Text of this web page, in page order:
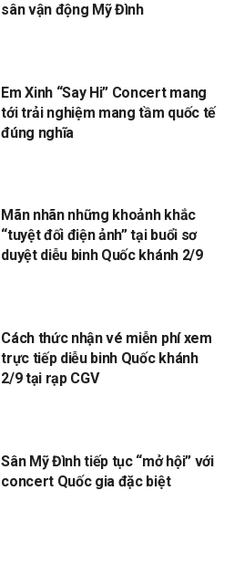
sân vận động Mỹ Đình
Em Xinh “Say Hi” Concert mang
tới trải nghiệm mang tầm quốc tế
đúng nghĩa
Mãn nhãn những khoảnh khắc
“tuyệt đối điện ảnh” tại buổi sơ
duyệt diễu binh Quốc khánh 2/9
Cách thức nhận vé miễn phí xem
trực tiếp diễu binh Quốc khánh
2/9 tại rạp CGV
Sân Mỹ Đình tiếp tục “mở hội” với
concert Quốc gia đặc biệt